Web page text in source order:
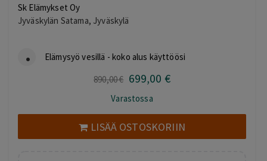
Sk Elämykset Oy
Jyväskylän Satama, Jyväskylä
Elämysyö vesillä - koko alus käyttöösi
890,00€ Alkuperäinen
oli:
890,00 €.
699,00 €Nykyinen
699,00 €.
Varastossa
LISÄÄ OSTOSKORIIN